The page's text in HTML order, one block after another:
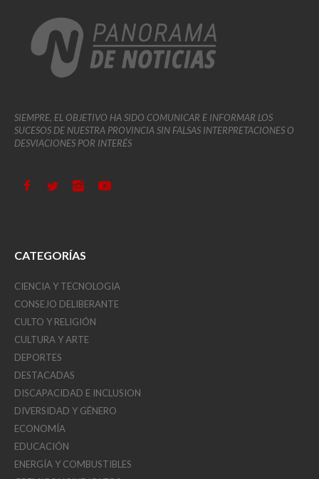
SIEMPRE, EL OBJETIVO HA SIDO COMUNICAR E INFORMAR LOS
SUCESOS DE NUESTRA PROVINCIA SIN FALSAS INTERPRETACIONES O
DESVIACIONES POR INTERÉS
CATEGORÍAS
CIENCIA Y TECNOLOGIA
CONSEJO DELIBERANTE
CULTO Y RELIGIÓN
CULTURA Y ARTE
DEPORTES
DESTACADAS
DISCAPACIDAD E INCLUSION
DIVERSIDAD Y GÉNERO
ECONOMÍA
EDUCACIÓN
ENERGÍA Y COMBUSTIBLES